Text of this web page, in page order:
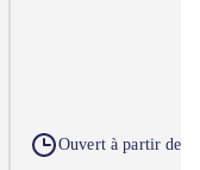
Ouvert à partir de